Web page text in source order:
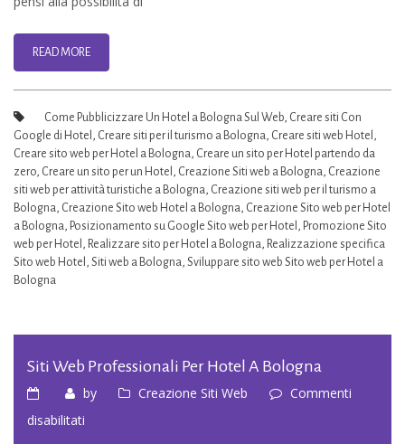
READ MORE
Come Pubblicizzare Un Hotel a Bologna Sul Web, Creare siti Con
Google di Hotel , Creare siti per il turismo a Bologna, Creare siti web Hotel ,
Creare sito web per Hotel a Bologna, Creare un sito per Hotel partendo da
zero, Creare un sito per un Hotel , Creazione Siti web a Bologna, Creazione
siti web per attività turistiche a Bologna, Creazione siti web per il turismo a
Bologna, Creazione Sito web Hotel a Bologna, Creazione Sito web per Hotel
a Bologna, Posizionamento su Google Sito web per Hotel , Promozione Sito
web per Hotel , Realizzare sito per Hotel a Bologna, Realizzazione specifica
Sito web Hotel , Siti web a Bologna, Sviluppare sito web Sito web per Hotel a
Bologna
Siti Web Professionali Per Hotel A Bologna
by Creazione Siti Web
Commenti
disabilitati